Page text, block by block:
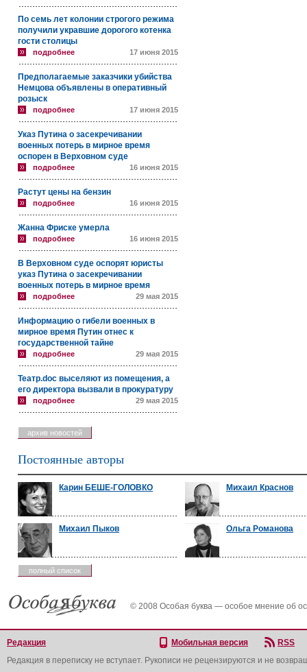
По семь лет колонии строгого режима
получили укравшие дорогого котенка
гости столицы
подробнее 17 июня 2015
Предполагаемые заказчики убийства
Немцова объявлены в оперативный
розыск
подробнее 17 июня 2015
Указ Путина о засекречивании
военных потерь в мирное время
оспорен в Верховном суде
подробнее 16 июня 2015
Растут цены на бензин
подробнее 16 июня 2015
Жанна Фриске умерла
подробнее 16 июня 2015
В Верховном суде оспорят юристы
указ Путина о засекречивании
военных потерь в мирное время
подробнее 29 мая 2015
Информацию о гибели военных в
мирное время Путин отнес к
государственной тайне
подробнее 29 мая 2015
Театр.doc выселяют из помещения, а
его директора вызвали в прокуратуру
подробнее 29 мая 2015
архив новостей
Постоянные авторы
Карин БЕШЕ-ГОЛОВКО Михаил Краснов
Михаил Пыков Ольга Романова
полный список
© 2008 Особая буква — особое мнение об
Редакция Мобильная версия
RSS
Редакция в переписку не вступает. Рукописи не рецензируются и не